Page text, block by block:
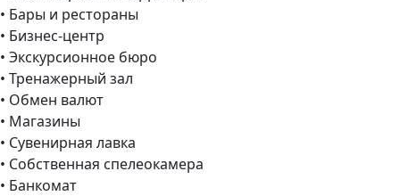
• Бары и рестораны
• Бизнес-центр
• Экскурсионное бюро
• Тренажерный зал
• Обмен валют
• Магазины
• Сувенирная лавка
• Собственная спелеокамера
• Банкомат